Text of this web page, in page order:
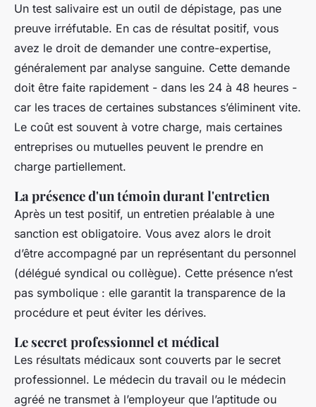
Un test salivaire est un outil de dépistage, pas une
preuve irréfutable. En cas de résultat positif, vous
avez le droit de demander une contre-expertise,
généralement par analyse sanguine. Cette demande
doit être faite rapidement - dans les 24 à 48 heures -
car les traces de certaines substances s’éliminent vite.
Le coût est souvent à votre charge, mais certaines
entreprises ou mutuelles peuvent le prendre en
charge partiellement.
La présence d'un témoin durant l'entretien
Après un test positif, un entretien préalable à une
sanction est obligatoire. Vous avez alors le droit
d’être accompagné par un représentant du personnel
(délégué syndical ou collègue). Cette présence n’est
pas symbolique : elle garantit la transparence de la
procédure et peut éviter les dérives.
Le secret professionnel et médical
Les résultats médicaux sont couverts par le secret
professionnel. Le médecin du travail ou le médecin
agréé ne transmet à l’employeur que l’aptitude ou